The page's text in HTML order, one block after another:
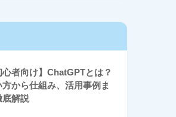
心者向け】ChatGPTとは？
方から仕組み、活用事例ま
底解説